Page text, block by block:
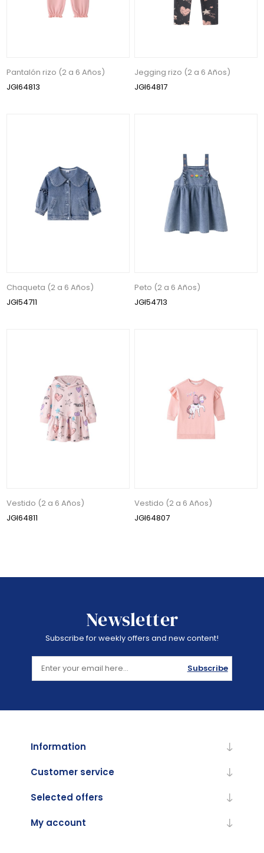
Pantalón rizo (2 a 6 Años)
JGI64813
Jegging rizo (2 a 6 Años)
JGI64817
Chaqueta (2 a 6 Años)
JGI54711
Peto (2 a 6 Años)
JGI54713
Vestido (2 a 6 Años)
JGI64811
Vestido (2 a 6 Años)
JGI64807
Newsletter
Subscribe for weekly offers and new content!
Subscribe
Information
Customer service
Selected offers
My account